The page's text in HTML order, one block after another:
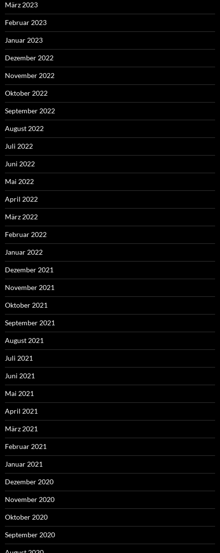
März 2023
Februar 2023
Januar 2023
Dezember 2022
November 2022
Oktober 2022
September 2022
August 2022
Juli 2022
Juni 2022
Mai 2022
April 2022
März 2022
Februar 2022
Januar 2022
Dezember 2021
November 2021
Oktober 2021
September 2021
August 2021
Juli 2021
Juni 2021
Mai 2021
April 2021
März 2021
Februar 2021
Januar 2021
Dezember 2020
November 2020
Oktober 2020
September 2020